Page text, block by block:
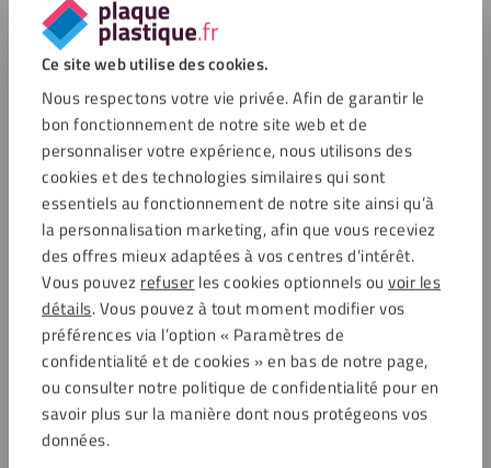
Ce site web utilise des cookies.
Nous respectons votre vie privée. Afin de garantir le
bon fonctionnement de notre site web et de
personnaliser votre expérience, nous utilisons des
cookies et des technologies similaires qui sont
essentiels au fonctionnement de notre site ainsi qu’à
la personnalisation marketing, afin que vous receviez
des offres mieux adaptées à vos centres d’intérêt.
Vous pouvezrefuserles cookies optionnels ou voir les
détails. Vous pouvez à tout moment modifier vos
préférences via l’option « Paramètres de
confidentialité et de cookies » en bas de notre page,
ou consulter notre politique de confidentialité pour en
savoir plus sur la manière dont nous protégeons vos
données.
machines les réalisent avec une précision
millimétrique.
Passer la commande:Vérifiez vos
informations, validez votre commande et nous
nous mettrons immédiatement au travail.
Grâce à notre livraison rapide, vous pourrez
commencer votre projet de véranda sans
attendre.
Questions fréquemment posées
Quelle est la durée de vie du polycarbonate dans
une véranda ?
L’isolation dépend-elle de l'épaisseur des plaques ?